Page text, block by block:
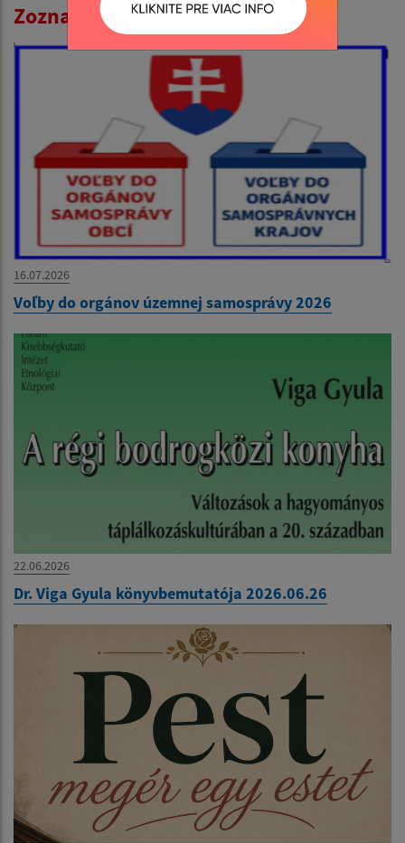
Zoznam aktualít:
16.07.2026
Voľby do orgánov územnej samosprávy 2026
22.06.2026
Dr. Viga Gyula könyvbemutatója 2026.06.26